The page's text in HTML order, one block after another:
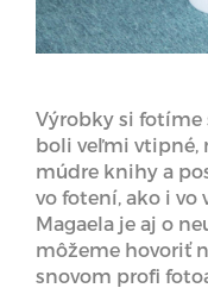
Výrobky si fotíme
boli veľmi vtipné,
múdre knihy a
vo fotení, ako i
Magaela je aj o
môžeme hovoriť
snovom profi